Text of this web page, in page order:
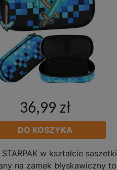
36,99 zł
DO KOSZYKA
w kształcie saszetki
na zamek błyskawiczny to